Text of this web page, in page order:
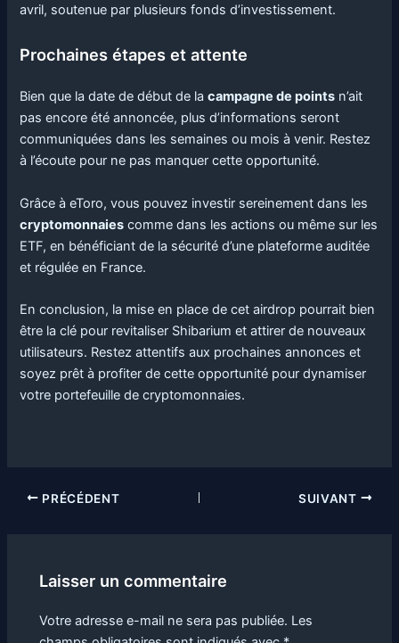
avril, soutenue par plusieurs fonds d’investissement.
Prochaines étapes et attente
Bien que la date de début de lacampagne de points n’ait
pas encore été annoncée, plus d’informations seront
communiquées dans les semaines ou mois à venir. Restez
à l’écoute pour ne pas manquer cette opportunité.
Grâce à eToro, vous pouvez investir sereinement dans les
cryptomonnaies comme dans les actions ou même sur les
ETF, en bénéficiant de la sécurité d’une plateforme auditée
et régulée en France.
En conclusion, la mise en place de cet airdrop pourrait bien
être la clé pour revitaliser Shibarium et attirer de nouveaux
utilisateurs. Restez attentifs aux prochaines annonces et
soyez prêt à profiter de cette opportunité pour dynamiser
votre portefeuille de cryptomonnaies.
PRÉCÉDENT SUIVANT
Laisser un commentaire
Votre adresse e-mail ne sera pas publiée. Les